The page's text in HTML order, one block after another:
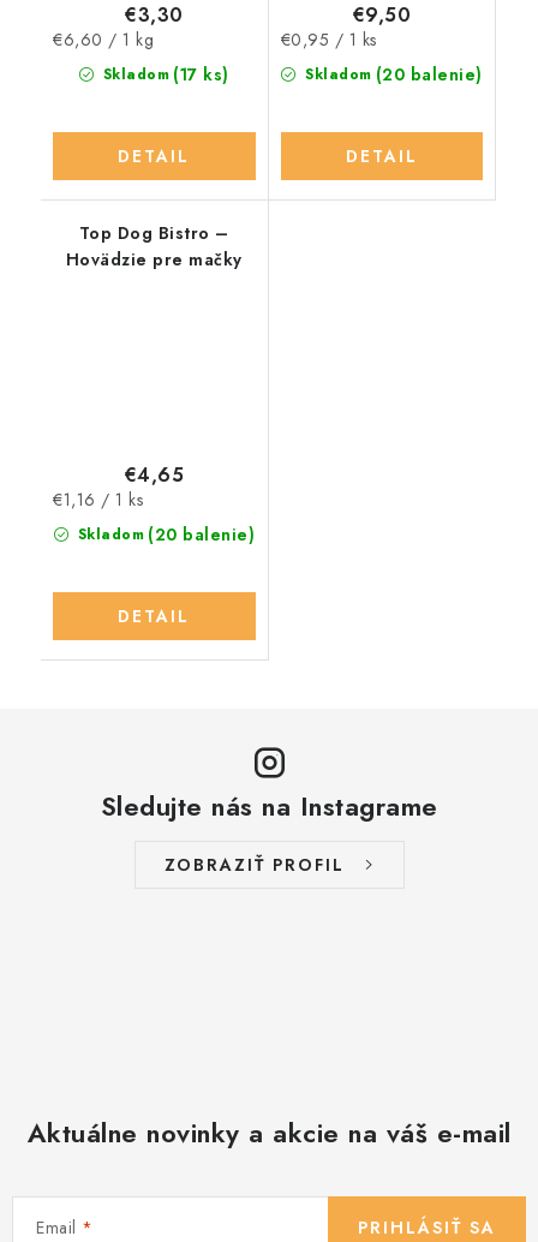
Skladom (17 ks)
€3,30
Jednotková
cena:
€6,60 / 1 kg
DETAIL
Skladom (20 balenie)
€9,50
Jednotková
cena:
€0,95 / 1 ks
DETAIL
Top Dog Bistro –
Hovädzie pre mačky
Skladom (20 balenie)
€4,65
Jednotková
cena:
€1,16 / 1 ks
DETAIL
Sledujte nás na Instagrame
ZOBRAZIŤ PROFIL
Aktuálne novinky a akcie na váš e-mail
Email PRIHLÁSIŤ SA